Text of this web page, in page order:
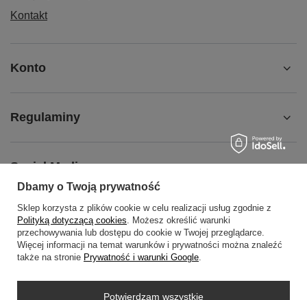
Kontakt
Konto
Regulaminy
Social Media
O NAS
wowbag2024@gmail.com
Dbamy o Twoją prywatność
Sklep korzysta z plików cookie w celu realizacji usług zgodnie z
Polityką dotyczącą cookies. Możesz określić warunki
przechowywania lub dostępu do cookie w Twojej przeglądarce.
Więcej informacji na temat warunków i prywatności można znaleźć
także na stronie Prywatność i warunki Google.
Potwierdzam wszystkie